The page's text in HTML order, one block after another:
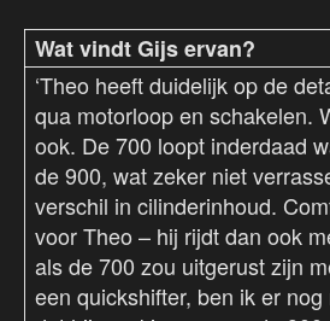
Wat vindt Gijs ervan?
‘Theo heeft duidelijk op de
qua motorloop en schakelen.
ook. De 700 loopt inderdaad
de 900, wat zeker niet
verschil in cilinderinhoud.
voor Theo – hij rijdt dan ook
als de 700 zou uitgerust zijn
een quickshifter, ben ik er